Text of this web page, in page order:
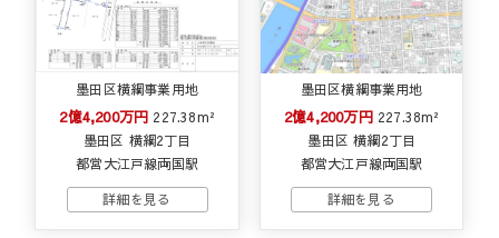
墨田区横綱事業用地
2億4,200万円 227.38m²
墨田区 横綱2丁目
都営大江戸線両国駅
墨田区横綱事業用地
2億4,200万円 227.38m²
墨田区 横綱2丁目
都営大江戸線両国駅